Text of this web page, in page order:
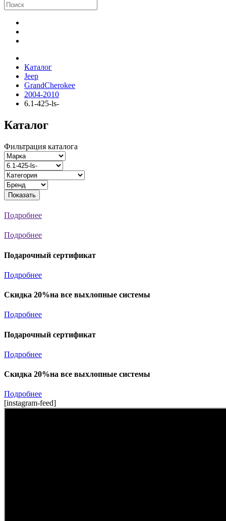
Каталог
Jeep
GrandCherokee
2004-2010
6.1-425-ls-
Каталог
Фильтрация каталога
Показать
Подробнее
Подробнее
Подарочный сертификат
Подробнее
Скидка 20%на все выхлопные системы
Подробнее
Подарочный сертификат
Подробнее
Скидка 20%на все выхлопные системы
Подробнее
[instagram-feed]